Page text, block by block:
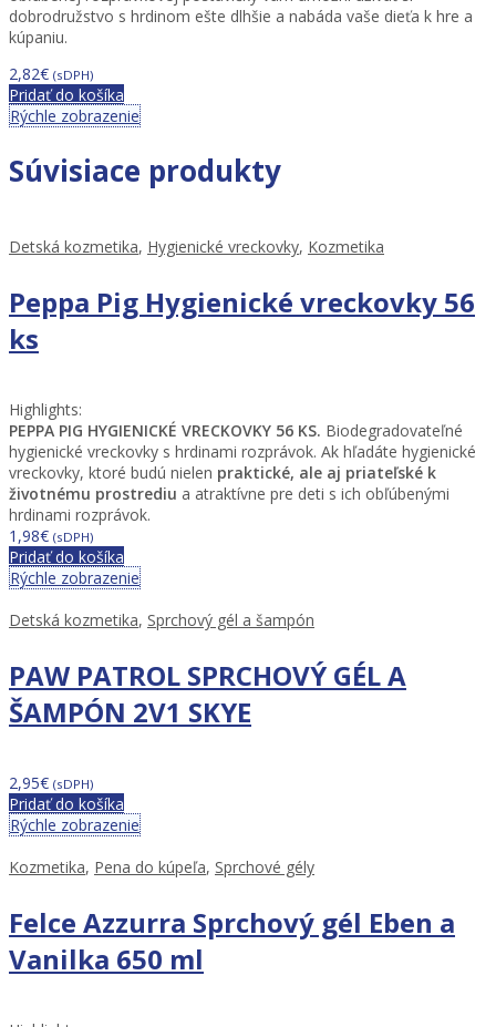
dobrodružstvo s hrdinom ešte dlhšie a nabáda vaše dieťa k hre a
kúpaniu.
2,82€ (sDPH)
Pridať do košíka
Rýchle zobrazenie
Súvisiace produkty
Detská kozmetika, Hygienické vreckovky, Kozmetika
Peppa Pig Hygienické vreckovky 56
ks
Highlights:
PEPPA PIG HYGIENICKÉ VRECKOVKY 56 KS. Biodegradovateľné
hygienické vreckovky s hrdinami rozprávok. Ak hľadáte hygienické
vreckovky, ktoré budú nielen praktické, ale aj priateľské k
životnému prostrediu a atraktívne pre deti s ich obľúbenými
hrdinami rozprávok.
1,98€ (sDPH)
Pridať do košíka
Rýchle zobrazenie
Detská kozmetika, Sprchový gél a šampón
PAW PATROL SPRCHOVÝ GÉL A
ŠAMPÓN 2V1 SKYE
2,95€ (sDPH)
Pridať do košíka
Rýchle zobrazenie
Kozmetika, Pena do kúpeľa, Sprchové gély
Felce Azzurra Sprchový gél Eben a
Vanilka 650 ml